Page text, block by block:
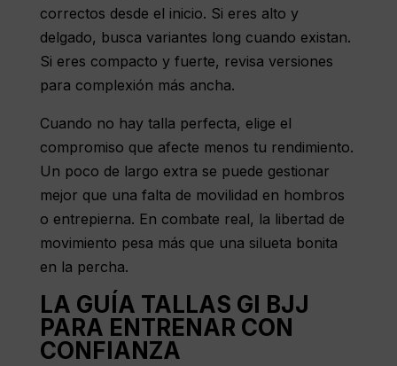
correctos desde el inicio. Si eres alto y
delgado, busca variantes long cuando existan.
Si eres compacto y fuerte, revisa versiones
para complexión más ancha.
Cuando no hay talla perfecta, elige el
compromiso que afecte menos tu rendimiento.
Un poco de largo extra se puede gestionar
mejor que una falta de movilidad en hombros
o entrepierna. En combate real, la libertad de
movimiento pesa más que una silueta bonita
en la percha.
LA GUÍA TALLAS GI BJJ
PARA ENTRENAR CON
CONFIANZA